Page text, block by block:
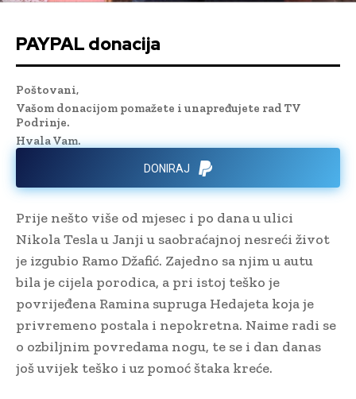
PAYPAL donacija
Poštovani,
Vašom donacijom pomažete i unapređujete rad TV
Podrinje.
Hvala Vam.
DONIRAJ
Prije nešto više od mjesec i po dana u ulici
Nikola Tesla u Janji u saobraćajnoj nesreći život
je izgubio Ramo Džafić. Zajedno sa njim u autu
bila je cijela porodica, a pri istoj teško je
povrijeđena Ramina supruga Hedajeta koja je
privremeno postala i nepokretna. Naime radi se
o ozbiljnim povredama nogu, te se i dan danas
još uvijek teško i uz pomoć štaka kreće.